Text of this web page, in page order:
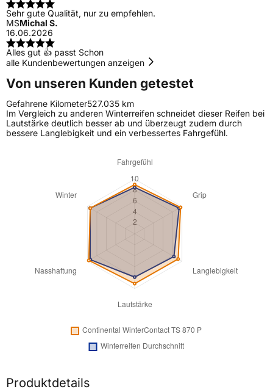
Sehr gute Qualität, nur zu empfehlen.
MSMichal S.
16.06.2026
Alles gut 👍 passt Schon
alle Kundenbewertungen anzeigen
Von unseren Kunden getestet
Gefahrene Kilometer527.035 km
Im Vergleich zu anderen Winterreifen schneidet dieser Reifen bei
Lautstärke deutlich besser ab und überzeugt zudem durch
bessere Langlebigkeit und ein verbessertes Fahrgefühl.
Produktdetails